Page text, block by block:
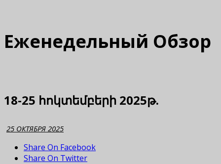
Еженедельный Обзор
18-25 հոկտեմբերի 2025թ.
25 ОКТЯБРЯ 2025
Share On Facebook
Share On Twitter